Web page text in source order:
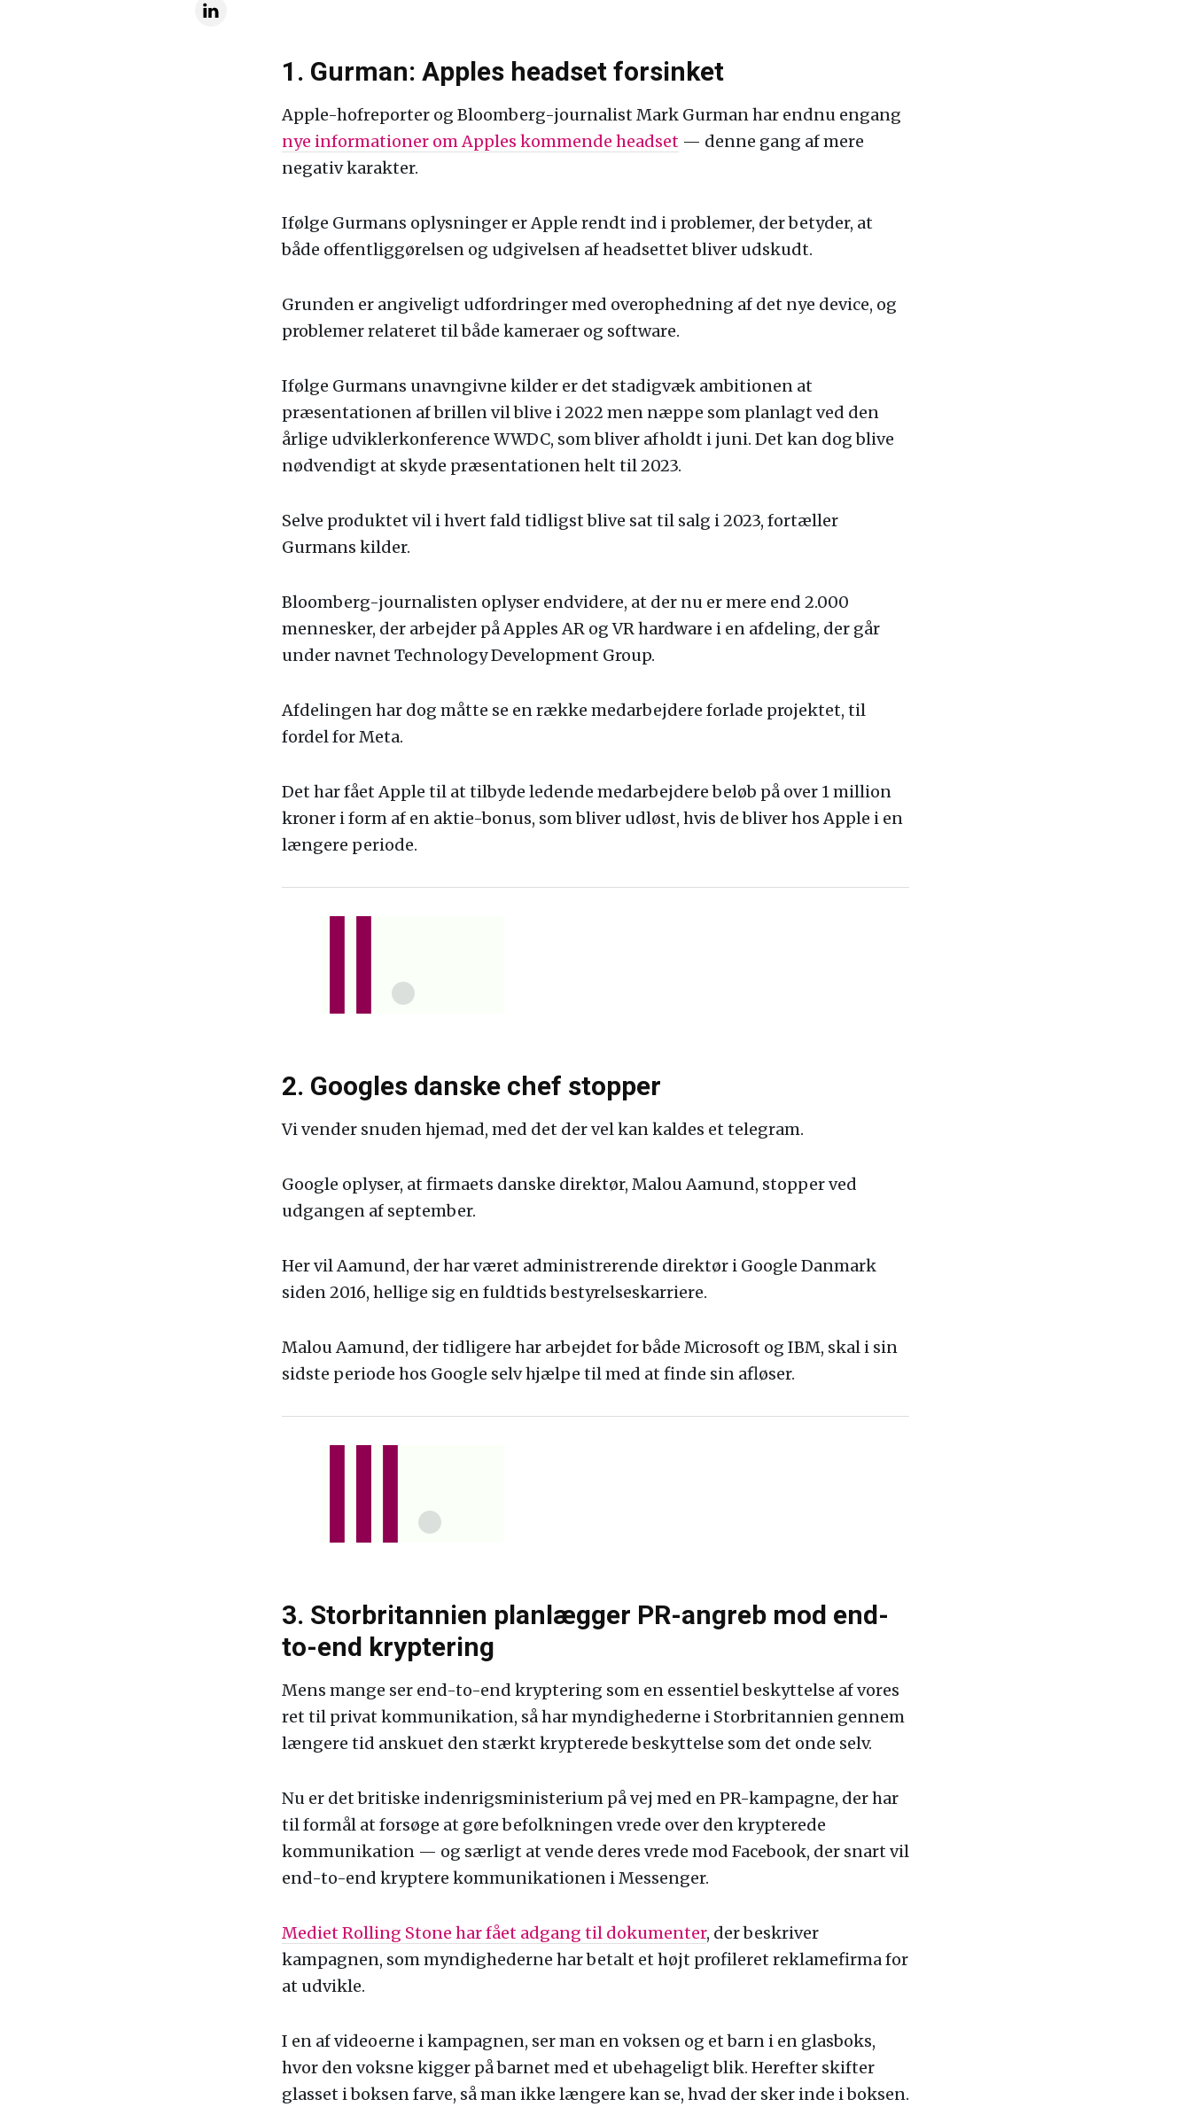
1. Gurman: Apples headset forsinket
Apple-hofreporter og Bloomberg-journalist Mark Gurman har endnu engang
nye informationer om Apples kommende headset — denne gang af mere
negativ karakter.
Ifølge Gurmans oplysninger er Apple rendt ind i problemer, der betyder, at
både offentliggørelsen og udgivelsen af headsettet bliver udskudt.
Grunden er angiveligt udfordringer med overophedning af det nye device, og
problemer relateret til både kameraer og software.
Ifølge Gurmans unavngivne kilder er det stadigvæk ambitionen at
præsentationen af brillen vil blive i 2022 men næppe som planlagt ved den
årlige udviklerkonference WWDC, som bliver afholdt i juni. Det kan dog blive
nødvendigt at skyde præsentationen helt til 2023.
Selve produktet vil i hvert fald tidligst blive sat til salg i 2023, fortæller
Gurmans kilder.
Bloomberg-journalisten oplyser endvidere, at der nu er mere end 2.000
mennesker, der arbejder på Apples AR og VR hardware i en afdeling, der går
under navnet Technology Development Group.
Afdelingen har dog måtte se en række medarbejdere forlade projektet, til
fordel for Meta.
Det har fået Apple til at tilbyde ledende medarbejdere beløb på over 1 million
kroner i form af en aktie-bonus, som bliver udløst, hvis de bliver hos Apple i en
længere periode.
2. Googles danske chef stopper
Vi vender snuden hjemad, med det der vel kan kaldes et telegram.
Google oplyser, at firmaets danske direktør, Malou Aamund, stopper ved
udgangen af september.
Her vil Aamund, der har været administrerende direktør i Google Danmark
siden 2016, hellige sig en fuldtids bestyrelseskarriere.
Malou Aamund, der tidligere har arbejdet for både Microsoft og IBM, skal i sin
sidste periode hos Google selv hjælpe til med at finde sin afløser.
3. Storbritannien planlægger PR-angreb mod end-
to-end kryptering
Mens mange ser end-to-end kryptering som en essentiel beskyttelse af vores
ret til privat kommunikation, så har myndighederne i Storbritannien gennem
længere tid anskuet den stærkt krypterede beskyttelse som det onde selv.
Nu er det britiske indenrigsministerium på vej med en PR-kampagne, der har
til formål at forsøge at gøre befolkningen vrede over den krypterede
kommunikation — og særligt at vende deres vrede mod Facebook, der snart vil
end-to-end kryptere kommunikationen i Messenger.
Mediet Rolling Stone har fået adgang til dokumenter, der beskriver
kampagnen, som myndighederne har betalt et højt profileret reklamefirma for
at udvikle.
I en af videoerne i kampagnen, ser man en voksen og et barn i en glasboks,
hvor den voksne kigger på barnet med et ubehageligt blik. Herefter skifter
glasset i boksen farve, så man ikke længere kan se, hvad der sker inde i boksen.